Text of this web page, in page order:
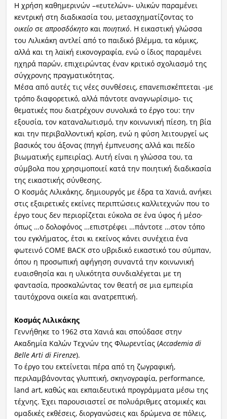
Η χρήση καθημερινών –«ευτελών»- υλικών παραμένει
κεντρική στη διαδικασία του, μετασχηματίζοντας το
οικείοσε απροσδόκητοκαι ποιητικό. Η εικαστική γλώσσα
του Λιλικάκη αντλεί από το παιδικό βλέμμα, τα κόμικς,
αλλά και τη λαϊκή εικονογραφία, ενώ ο ίδιος παραμένει
ηχηρά παρών, επιχειρώντας έναν κριτικό σχολιασμό της
σύγχρονης πραγματικότητας.
Μέσα από αυτές τις νέες συνθέσεις, επανεπισκέπτεται -με
τρόπο διαφορετικό, αλλά πάντοτε αναγνωρίσιμο- τις
θεματικές που διατρέχουν συνολικά το έργο του: την
εξουσία, τον καταναλωτισμό, την κοινωνική πίεση, τη βία
και την περιβαλλοντική κρίση, ενώ η φύση λειτουργεί ως
βασικός του άξονας (πηγή έμπνευσης αλλά και πεδίο
βιωματικής εμπειρίας). Αυτή είναι η γλώσσα του, τα
σύμβολα που χρησιμοποιεί κατά την ποιητική διαδικασία
της εικαστικής σύνθεσης.
O Κοσμάς Λιλικάκης, δημιουργός με έδρα τα Χανιά, ανήκει
στις εξαιρετικές εκείνες περιπτώσεις καλλιτεχνών που το
έργο τους δεν περιορίζεται εύκολα σε ένα ύφος ή μέσο·
όπως …ο δολοφόνος …επιστρέφει …πάντοτε …στον τόπο
του εγκλήματος, έτσι κι εκείνος κάνει συνέχεια ένα
φωτεινό COME BACK στο υβριδικό εικαστικό του σύμπαν,
όπου η προσωπική αφήγηση συναντά την κοινωνική
ευαισθησία και η υλικότητα συνδιαλέγεται με τη
φαντασία, προσκαλώντας τον θεατή σε μια εμπειρία
ταυτόχρονα οικεία και ανατρεπτική.
Κοσμάς Λιλικάκης
Γεννήθηκε το 1962 στα Χανιά και σπούδασε στην
Ακαδημία Καλών Τεχνών της Φλωρεντίας (Accademia di
Belle Arti di Firenze).
Το έργο του εκτείνεται πέρα από τη ζωγραφική,
περιλαμβάνοντας γλυπτική, σκηνογραφία, performance,
land art, καθώς και εκπαιδευτικά προγράμματα μέσω της
τέχνης. Έχει παρουσιαστεί σε πολυάριθμες ατομικές και
ομαδικές εκθέσεις, διοργανώσεις και δρώμενα σε πόλεις,